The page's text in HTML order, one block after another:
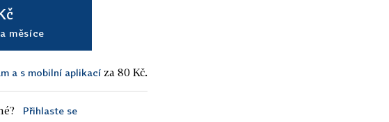
měsíce
a s mobilní aplikací za 80 Kč.
Přihlaste se